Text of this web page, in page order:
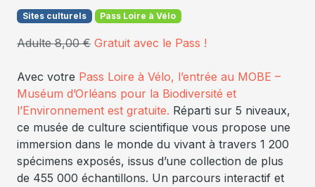
Sites culturels Pass Loire à Vélo
Adulte 8,00 € Gratuit avec le Pass !
Avec votre Pass Loire à Vélo, l’entrée au MOBE –
Muséum d’Orléans pour la Biodiversité et
l’Environnement est gratuite. Réparti sur 5 niveaux,
ce musée de culture scientifique vous propose une
immersion dans le monde du vivant à travers 1 200
spécimens exposés, issus d’une collection de plus
de 455 000 échantillons. Un parcours interactif et